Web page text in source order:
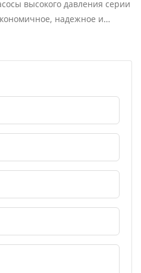
высокого давления серии
надежное и